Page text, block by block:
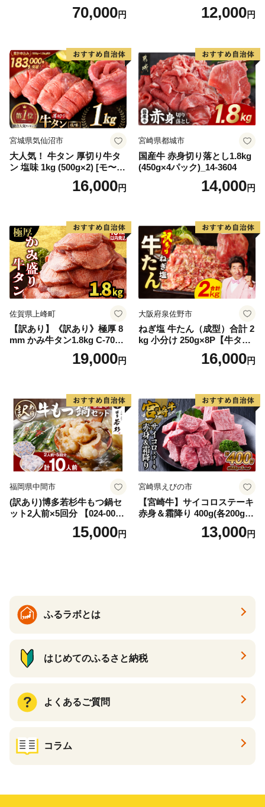
キ ブランド肉 ヒレ肉 フィレ
肉 ジューシー ヘルシー】(H0
70,000円 12,000円
宮城県気仙沼市
大人気！ 牛タン 厚切り牛タ
ン 塩味 1kg (500g×2) [モ〜ラ
ンド 宮城県 気仙沼市 205646
60] 肉 牛肉 精肉 牛たん 牛タ
厚切り タン
16,000円
宮崎県都城市
国産牛 赤身切り落とし1.8kg
(450g×4パック)_14-3604
14,000円
佐賀県上峰町
【訳あり】《訳あり》極厚 8
mm かみ牛タン1.8kg C-709-
19,000円
大阪府泉佐野市
ねぎ塩 牛たん（成型）合計 2
kg 小分け 250g×8P【牛タン
牛肉 焼肉用 薄切り 訳あり サ
16,000円
福岡県中間市
(訳あり)博多若杉牛もつ鍋セ
ット2人前×5回分 【024-002
15,000円
宮崎県えびの市
【宮崎牛】サイコロステーキ
赤身＆霜降り 400g(各200g×
１P 計2P) 真空パック 冷凍
13,000円
ふるラボとは
はじめてのふるさと納税
よくあるご質問
コラム